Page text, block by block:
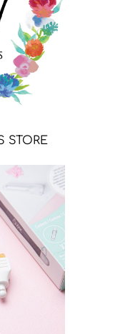
STORE